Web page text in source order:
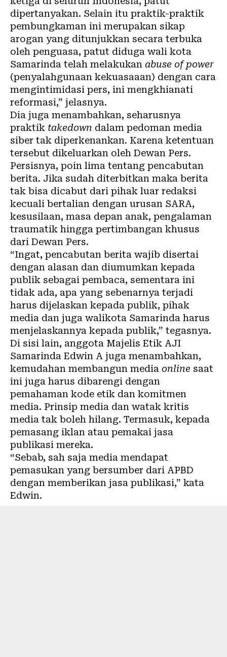
dipertanyakan. Selain itu praktik-praktik
pembungkaman ini merupakan sikap
arogan yang ditunjukkan secara terbuka
oleh penguasa, patut diduga wali kota
Samarinda telah melakukan abuse of power
(penyalahgunaan kekuasaaan) dengan cara
mengintimidasi pers, ini mengkhianati
reformasi,” jelasnya.
Dia juga menambahkan, seharusnya
praktik takedown dalam pedoman media
siber tak diperkenankan. Karena ketentuan
tersebut dikeluarkan oleh Dewan Pers.
Persisnya, poin lima tentang pencabutan
berita. Jika sudah diterbitkan maka berita
tak bisa dicabut dari pihak luar redaksi
kecuali bertalian dengan urusan SARA,
kesusilaan, masa depan anak, pengalaman
traumatik hingga pertimbangan khusus
dari Dewan Pers.
“Ingat, pencabutan berita wajib disertai
dengan alasan dan diumumkan kepada
publik sebagai pembaca, sementara ini
tidak ada, apa yang sebenarnya terjadi
harus dijelaskan kepada publik, pihak
media dan juga walikota Samarinda harus
menjelaskannya kepada publik,” tegasnya.
Di sisi lain, anggota Majelis Etik AJI
Samarinda Edwin A juga menambahkan,
kemudahan membangun media online saat
ini juga harus dibarengi dengan
pemahaman kode etik dan komitmen
media. Prinsip media dan watak kritis
media tak boleh hilang. Termasuk, kepada
pemasang iklan atau pemakai jasa
publikasi mereka.
“Sebab, sah saja media mendapat
pemasukan yang bersumber dari APBD
dengan memberikan jasa publikasi,” kata
Edwin.